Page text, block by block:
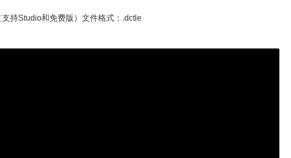
持Studio和免费版）文件格式：.dctle